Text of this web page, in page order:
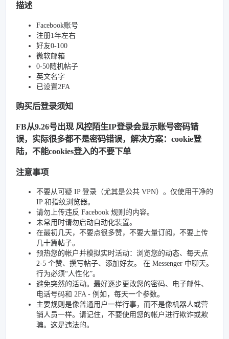
描述
Facebook账号
注册1年左右
好友0-100
微软邮箱
0-50随机帖子
英文名字
已设置2FA
购买后登录须知
FB从9.26号出现 风控陌生IP登录会显示账号密码错
误，实际很多都不是密码错误，解决方案：cookie登
陆，不能cookies登入的不要下单
注意事项
不要从可疑 IP 登录（尤其是公共 VPN）。仅使用干净的
IP 和指纹浏览器。
请勿上传违反 Facebook 规则的内容。
未常用时请勿启动自动化装置。
在最初几天，不要点很多赞，不要大量订阅，不要上传
几十篇帖子。
预热您的帐户并模拟实时活动：浏览您的动态、每天点
2-5 个赞、撰写帖子、添加好友。 在 Messenger 中聊天。
行为必须“人性化”。
避免突然的活动。最好逐步更改您的密码、电子邮件、
电话号码和 2FA - 例如，每天一个参数。
主要规则是像普通用户一样行事，而不是像机器人或营
销人员一样。请记住，不要使用您的帐户进行欺诈或欺
骗。这是违法的。